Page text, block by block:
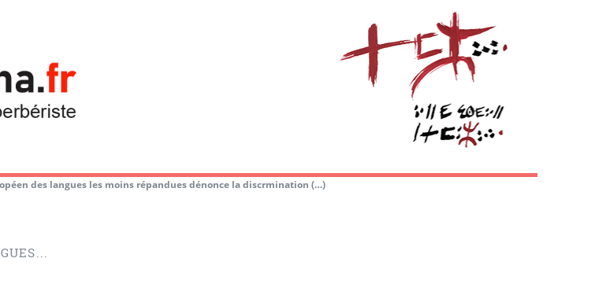
des langues les moins répandues dénonce la discrmination (…)